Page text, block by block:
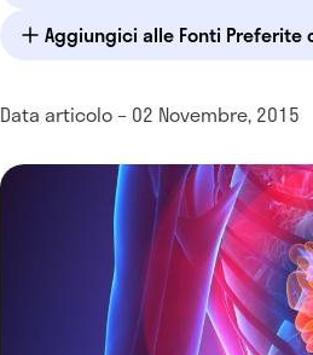
Aggiungici alle Fonti Preferite
Data articolo – 02 Novembre, 2015